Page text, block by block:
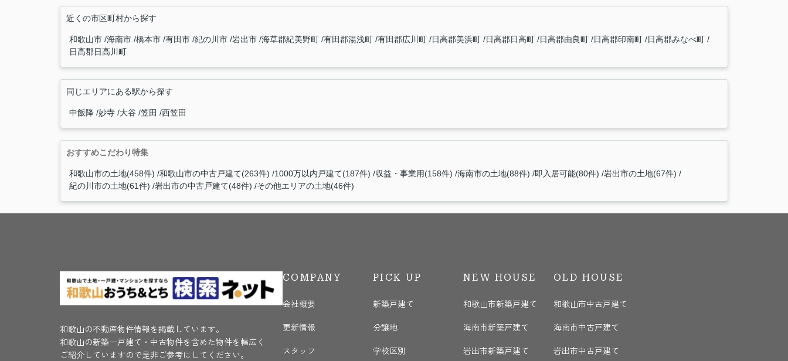
近くの市区町村から探す
和歌山市 海南市 橋本市 有田市 紀の川市 岩出市 海草郡紀美野町 有田郡湯浅町 有田郡広川町 日高郡美浜町 日高郡日高町 日高郡由良町 日高郡印南町
日高郡みなべ町
日高郡日高川町
同じエリアにある駅から探す
中飯降 妙寺 大谷 笠田 西笠田
おすすめこだわり特集
和歌山市の土地(458件) 和歌山市の中古戸建て(263件) 1000万以内戸建て(187件) 収益・事業用(158件) 海南市の土地(88件) 即入居可能(80件) 岩出市の土地(67件)
紀の川市の土地(61件) 岩出市の中古戸建て(48件) その他エリアの土地(46件)
和歌山の不動産物件情報を掲載しています。
和歌山の新築一戸建て・中古物件を含めた物件を幅広く
ご紹介していますので是非ご参考にしてください。
COMPANY
会社概要
更新情報
スタッフ
PICK UP
新築戸建て
分譲地
学校区別
NEW HOUSE
和歌山市新築戸建て
海南市新築戸建て
岩出市新築戸建て
OLD HOUSE
和歌山市中古戸建て
海南市中古戸建て
岩出市中古戸建て